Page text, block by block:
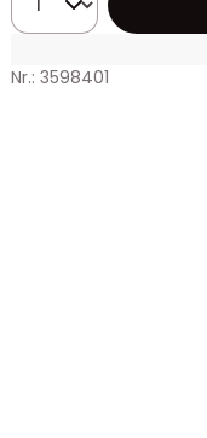
Nr.: 3598401